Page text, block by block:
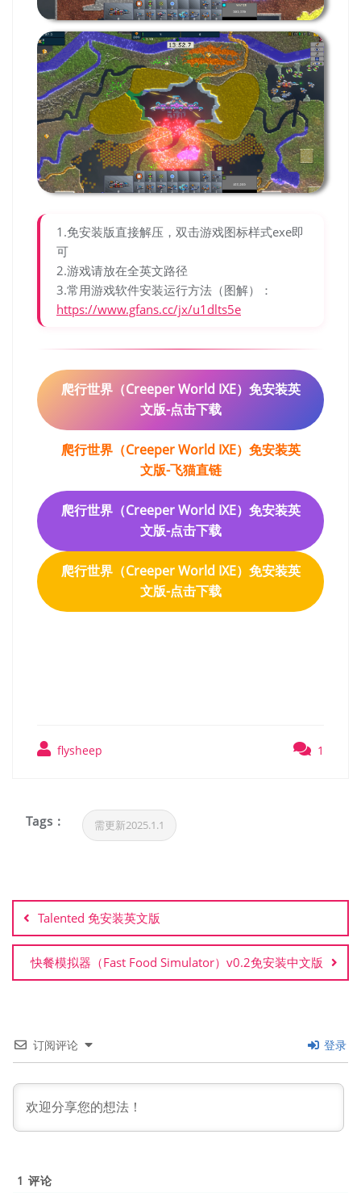
1.免安装版直接解压，双击游戏图标样式exe即
可
2.游戏请放在全英文路径
3.常用游戏软件安装运行方法（图解）：
https://www.gfans.cc/jx/u1dlts5e
爬行世界（Creeper World IXE）免安装英
文版-点击下载
爬行世界（Creeper World IXE）免安装英
文版-飞猫直链
爬行世界（Creeper World IXE）免安装英
文版-点击下载
爬行世界（Creeper World IXE）免安装英
文版-点击下载
flysheep 1
Tags : 需更新2025.1.1
章
导
航
Talented 免安装英文版
快餐模拟器（Fast Food Simulator）v0.2免安装中文版
订阅评论 登录
1 评论